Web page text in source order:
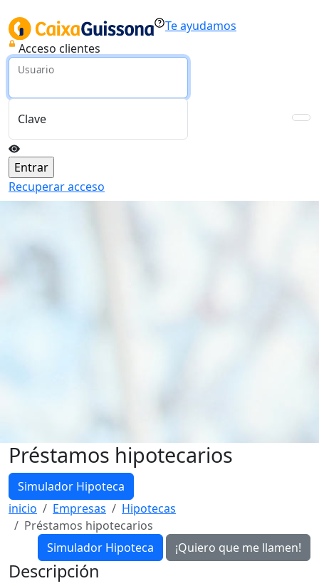
Te ayudamos
Acceso clientes
Usuario
Clave
Recuperar acceso
Préstamos hipotecarios
Simulador Hipoteca
inicio
Empresas
Hipotecas
Préstamos hipotecarios
Simulador Hipoteca
Descripción